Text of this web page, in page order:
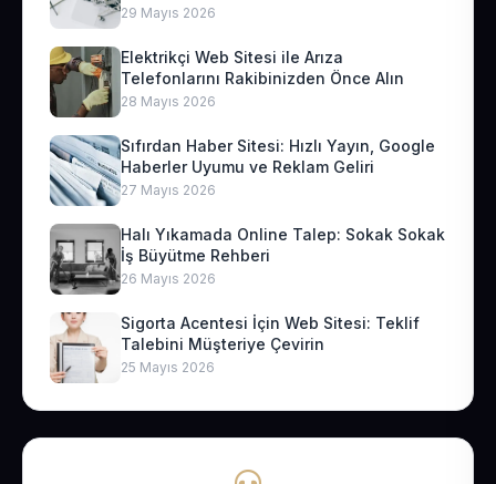
29 Mayıs 2026
Elektrikçi Web Sitesi ile Arıza
Telefonlarını Rakibinizden Önce Alın
28 Mayıs 2026
Sıfırdan Haber Sitesi: Hızlı Yayın, Google
Haberler Uyumu ve Reklam Geliri
27 Mayıs 2026
Halı Yıkamada Online Talep: Sokak Sokak
İş Büyütme Rehberi
26 Mayıs 2026
Sigorta Acentesi İçin Web Sitesi: Teklif
Talebini Müşteriye Çevirin
25 Mayıs 2026